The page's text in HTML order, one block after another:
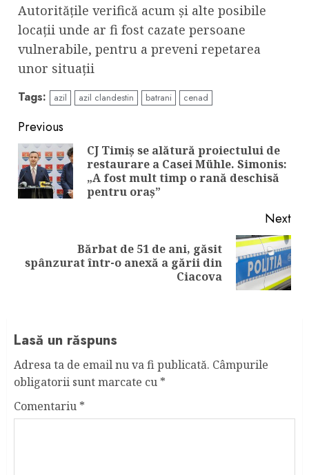
Autoritățile verifică acum și alte posibile
locații unde ar fi fost cazate persoane
vulnerabile, pentru a preveni repetarea
unor situații
Tags: azil azil clandestin batrani cenad
Continue
Reading
Previous
CJ Timiș se alătură proiectului de
restaurare a Casei Mühle. Simonis:
„A fost mult timp o rană deschisă
pentru oraș”
Next
Next
Bărbat de 51 de ani, găsit
spânzurat într-o anexă a gării din
Ciacova
Lasă un răspuns
Adresa ta de email nu va fi publicată. Câmpurile
obligatorii sunt marcate cu *
Comentariu *